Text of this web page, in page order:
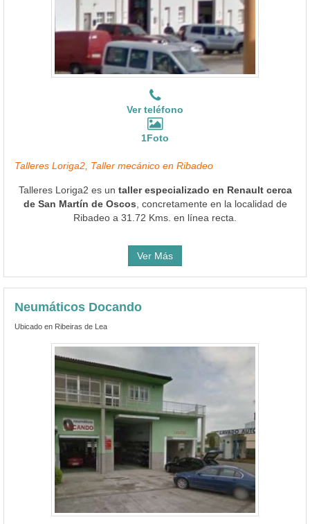
Ver teléfono
1Foto
Talleres Loriga2, Taller mecánico en Ribadeo
Talleres Loriga2 es un taller especializado en Renault cerca
de San Martín de Oscos , concretamente en la localidad de
Ribadeo a 31.72 Kms. en línea recta.
Ver Más
Neumáticos Docando
Ubicado en Ribeiras de Lea